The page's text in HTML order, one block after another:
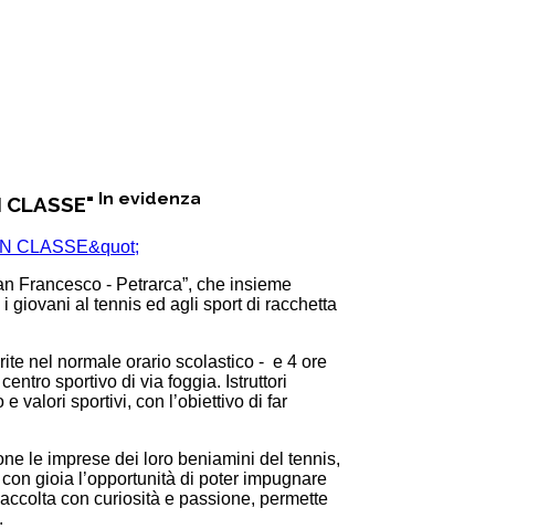
CLASSE" In evidenza
Francesco - Petrarca”, che insieme
giovani al tennis ed agli sport di racchetta
nel normale orario scolastico - e 4 ore
sportivo di via foggia. Istruttori
valori sportivi, con l’obiettivo di far
le imprese dei loro beniamini del tennis,
gioia l’opportunità di poter impugnare
con curiosità e passione, permette